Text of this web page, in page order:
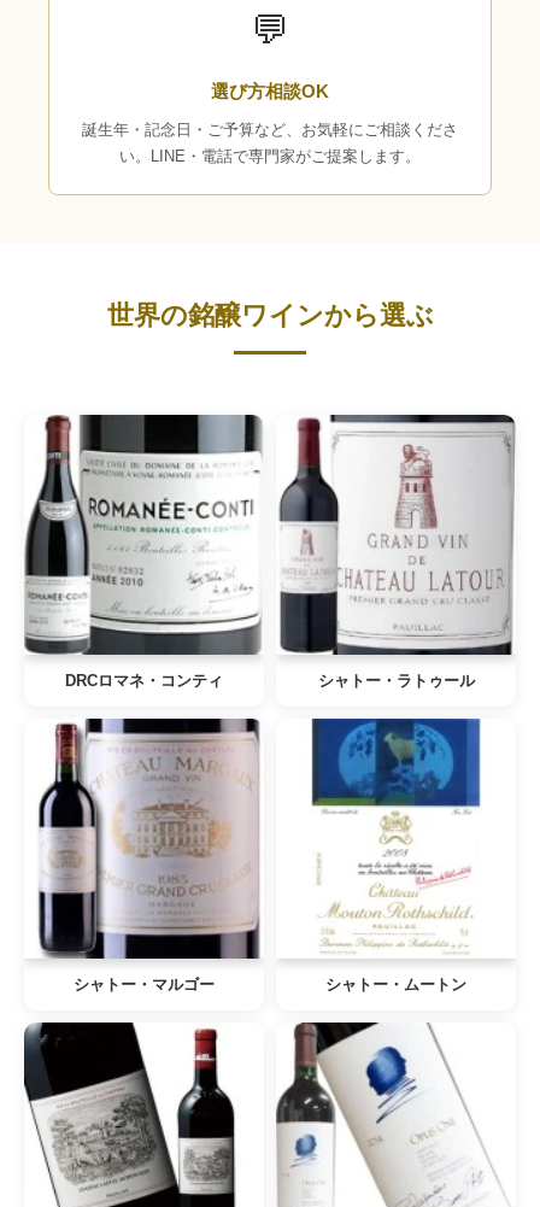
💬
選び方相談OK
誕生年・記念日・ご予算など、お気軽にご相談くださ
い。LINE・電話で専門家がご提案します。
世界の銘醸ワインから選ぶ
DRCロマネ・コンティ シャトー・ラトゥール
シャトー・マルゴー シャトー・ムートン